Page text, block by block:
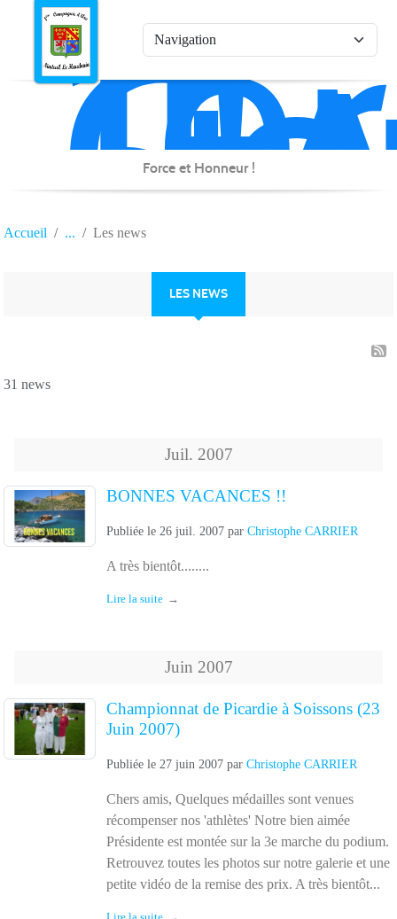
de
Force et Honneur !
Accueil Les news
LES NEWS
31 news
Juil. 2007
BONNES VACANCES !!
Publiée le 26 juil. 2007 par Christophe CARRIER
A très bientôt........
Lire la suite
Juin 2007
Championnat de Picardie à Soissons (23
Juin 2007)
Publiée le 27 juin 2007 par Christophe CARRIER
Chers amis, Quelques médailles sont venues
récompenser nos 'athlètes' Notre bien aimée
Présidente est montée sur la 3e marche du podium.
Retrouvez toutes les photos sur notre galerie et une
petite vidéo de la remise des prix. A très bientôt...
Panneau de gestion des cookies